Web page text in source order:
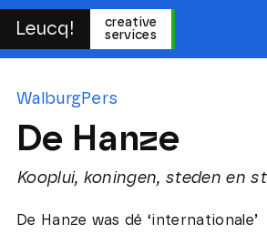
Leucq!
creative
services
WalburgPers
De Hanze
Kooplui, koningen, steden en
De Hanze was dé ‘internationale’